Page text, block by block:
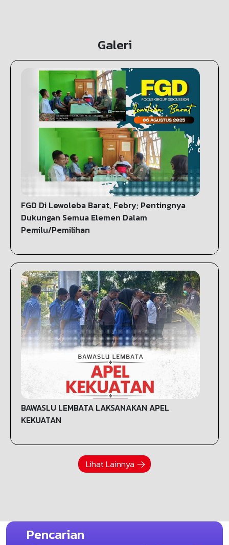
Galeri
FGD Di Lewoleba Barat, Febry; Pentingnya
Dukungan Semua Elemen Dalam
Pemilu/Pemilihan
BAWASLU LEMBATA LAKSANAKAN APEL
KEKUATAN
Lihat Lainnya
Pencarian